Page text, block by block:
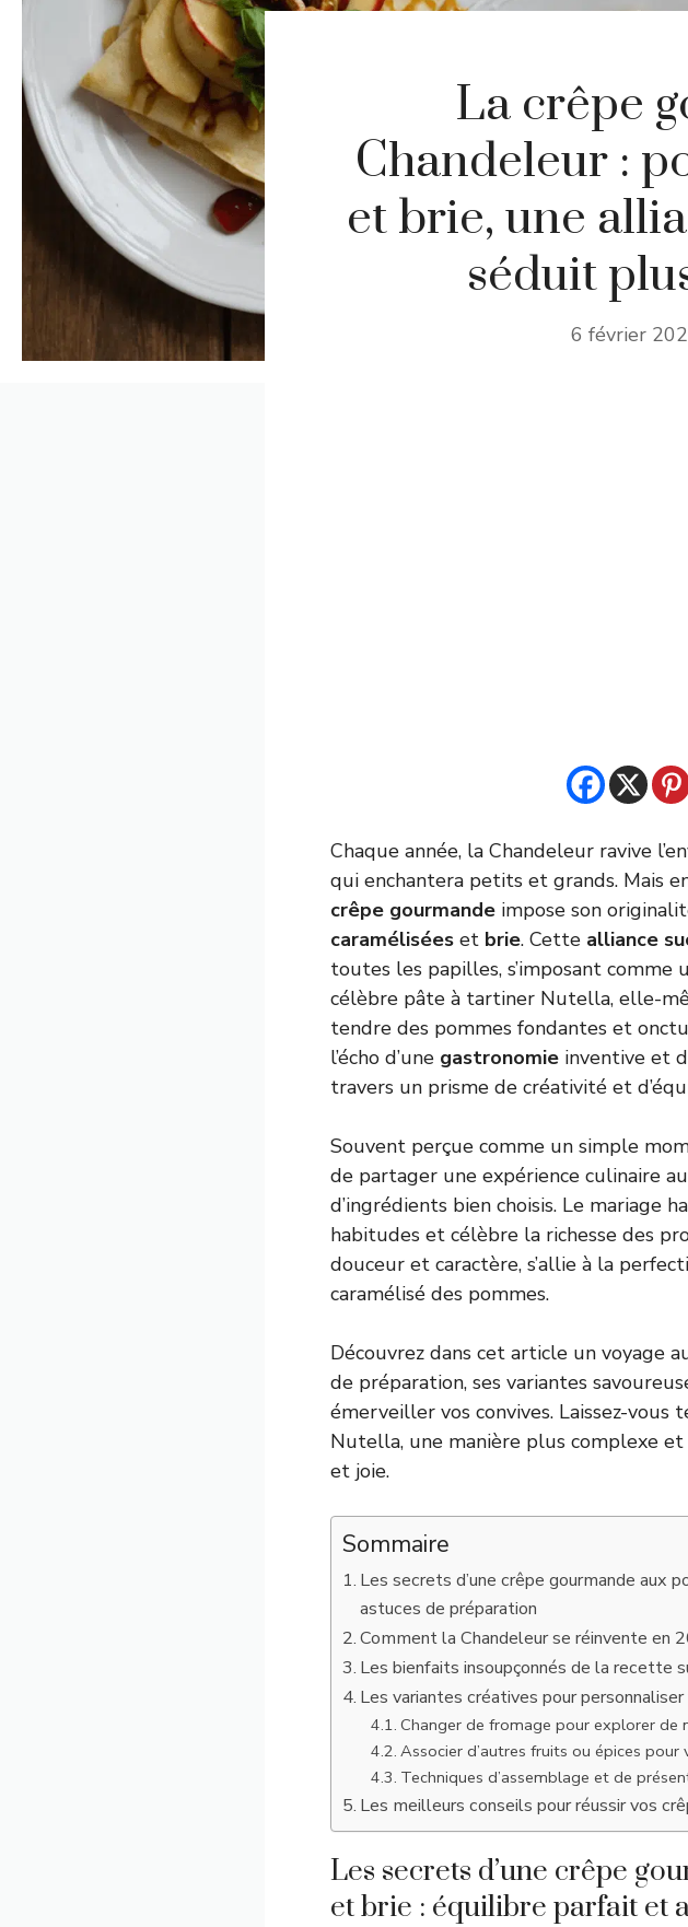
La crêpe
Chandeleur :
et brie, une
séduit
6 février
Chaque année, la Chandeleur ravive
qui enchantera petits et grands. Mais
crêpe gourmande impose son
caramélisées et brie. Cette alliance
toutes les papilles, s’imposant
célèbre pâte à tartiner Nutella, elle-
tendre des pommes fondantes et
l’écho d’une gastronomie inventive et
travers un prisme de créativité et
Souvent perçue comme un simple
de partager une expérience culinaire
d’ingrédients bien choisis. Le mariage
habitudes et célèbre la richesse des
douceur et caractère, s’allie à la
caramélisé des pommes.
Découvrez dans cet article un voyage
de préparation, ses variantes
émerveiller vos convives. Laissez-
Nutella, une manière plus complexe
et joie.
Sommaire
Les secrets d’une crêpe gourmande aux
astuces de préparation
Comment la Chandeleur se réinvente en
Les bienfaits insoupçonnés de la recette
Les variantes créatives pour
Changer de fromage pour explorer de
Associer d’autres fruits ou épices pour
Techniques d’assemblage et de
Les meilleurs conseils pour réussir vos
Les secrets d’une crêpe
et brie : équilibre parfait et